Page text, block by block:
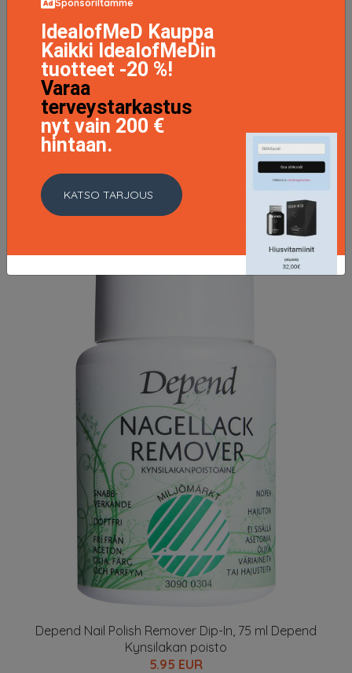
Depend Eyebrow Cutter, Depend Kulmakarvat
5.9 EUR
LISÄTIETOJA
Depend Nail Polish Remover Dip-In, 75 ml Depend
Kynsilakan poisto
5.95 EUR
Sponsoriltamme
IdealofMeD Kauppa
Kaikki IdealofMeDin
tuotteet -20 %!
Varaa
terveystarkastus
nyt vain 200 €
hintaan.
KATSO TARJOUS